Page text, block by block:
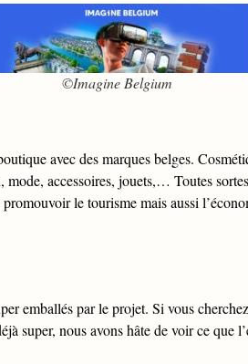
©Imagine Belgium
avec des marques belges.
accessoires, jouets,… Toutes
le tourisme mais aussi
emballés par le projet. Si vous
super, nous avons hâte de voir ce que